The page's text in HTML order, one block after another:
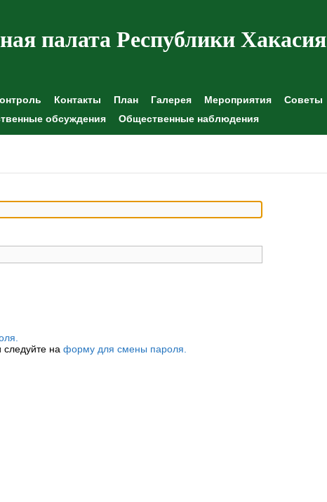
палата Республики Хакасия
Контакты План Галерея Мероприятия Советы
обсуждения Общественные наблюдения
следуйте на форму для смены пароля.